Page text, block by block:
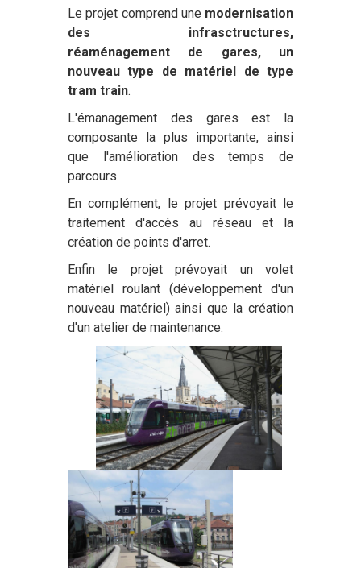
Le projet comprend une modernisation
des infrasctructures,
réaménagement de gares, un
nouveau type de matériel de type
tram train.
L'émanagement des gares est la
composante la plus importante, ainsi
que l'amélioration des temps de
parcours.
En complément, le projet prévoyait le
traitement d'accès au réseau et la
création de points d'arret.
Enfin le projet prévoyait un volet
matériel roulant (développement d'un
nouveau matériel) ainsi que la création
d'un atelier de maintenance.